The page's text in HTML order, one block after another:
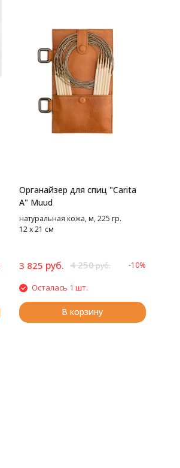
Органайзер для спиц "Carita
A" Muud
натуральная кожа, м, 225 гр.
12 х 21 см
3 825 руб. 4 250руб. -10%
Осталась 1 шт.
В корзину